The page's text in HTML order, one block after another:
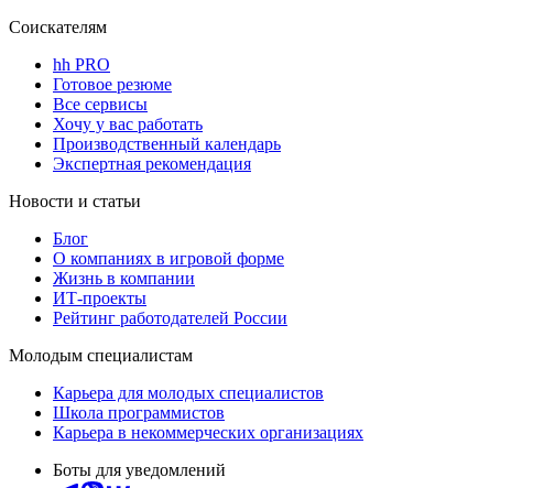
Соискателям
hh PRO
Готовое резюме
Все сервисы
Хочу у вас работать
Производственный календарь
Экспертная рекомендация
Новости и статьи
Блог
О компаниях в игровой форме
Жизнь в компании
ИТ-проекты
Рейтинг работодателей России
Молодым специалистам
Карьера для молодых специалистов
Школа программистов
Карьера в некоммерческих организациях
Боты для уведомлений